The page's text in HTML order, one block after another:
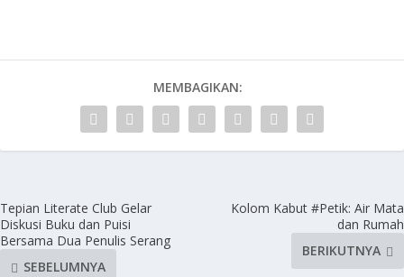
MEMBAGIKAN:
Tepian Literate Club Gelar
Diskusi Buku dan Puisi
Bersama Dua Penulis Serang
SEBELUMNYA
Kolom Kabut #Petik: Air Mata
dan Rumah
BERIKUTNYA